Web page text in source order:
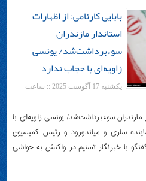
بابایی کارنامی: از اظهارات
استاندار مازندران
سوءبرداشت‌‌شد/ یونسی
زاویه‌ای با حجاب ندارد
یکشنبه 17 آگوست 2025 :: ساعت
مازندران سوءبرداشت‌‌شد/ یونسی زاویه‌ای با
ساری و میاندورود و رئیس کمیسیون
با خبرنگار تسنیم ‌در واکنش به حواشی